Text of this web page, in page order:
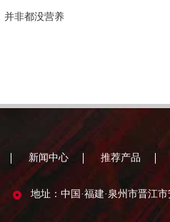
并非都没营养
新闻中心 推荐产品
地址：中国·福建·泉州市晋江